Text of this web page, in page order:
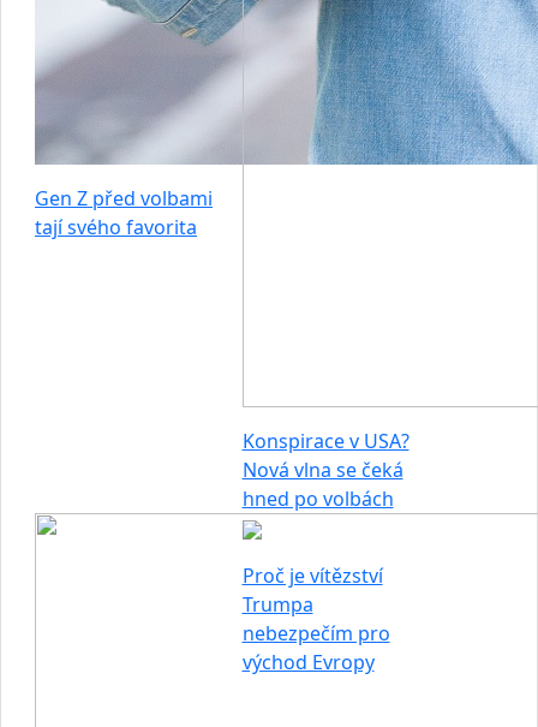
Gen Z před volbami
tají svého favorita
Konspirace v USA?
Nová vlna se čeká
hned po volbách
Proč je vítězství
Trumpa
nebezpečím pro
východ Evropy